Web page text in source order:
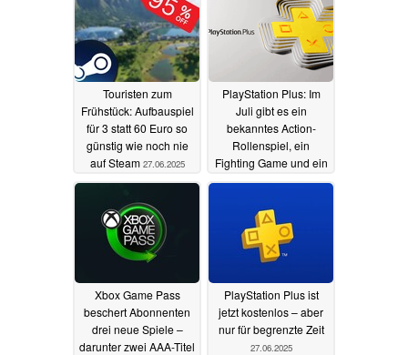
Touristen zum
Frühstück: Aufbauspiel
für 3 statt 60 Euro so
günstig wie noch nie
auf Steam 27.06.2025
PlayStation Plus: Im
Juli gibt es ein
bekanntes Action-
Rollenspiel, ein
Fighting Game und ein
gefeiertes Indie-
Abonnenten kostenlos
27.06.2025
Xbox Game Pass
beschert Abonnenten
drei neue Spiele –
darunter zwei AAA-Titel
PlayStation Plus ist
jetzt kostenlos – aber
nur für begrenzte Zeit
27.06.2025